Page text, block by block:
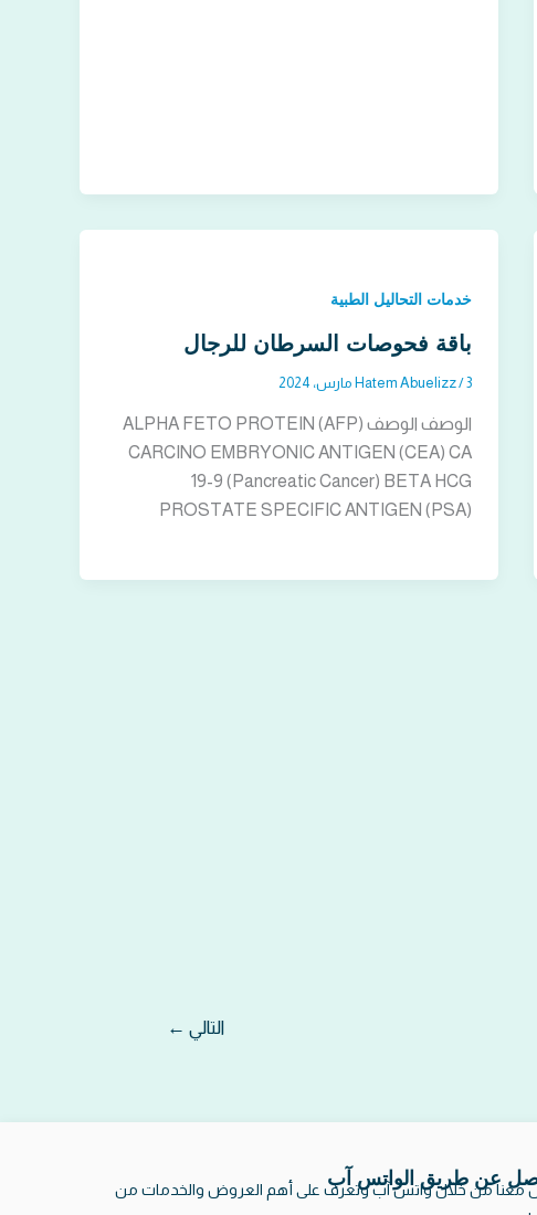
خدمات التحاليل الطبية
باقة فحوصات السرطان للرجال
Hatem Abuelizz/3 مارس، 2024
الوصف الوصف ALPHA FETO PROTEIN (AFP)
CARCINO EMBRYONIC ANTIGEN (CEA) CA
19-9 (Pancreatic Cancer) BETA HCG
PROSTATE SPECIFIC ANTIGEN (PSA)
التالي ←
عن طريق الواتس آب
معنا من خلال واتس آب وتعرف على أهم العروض والخدمات من